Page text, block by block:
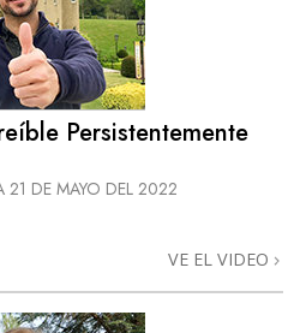
Persistentemente
21 DE MAYO DEL 2022
VE EL VIDEO